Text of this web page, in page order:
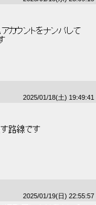
カウントをナンパして
2025/01/18(土) 19:49:41
路線です
2025/01/19(日) 22:55:57